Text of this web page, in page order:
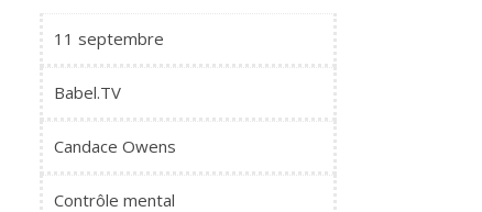
11 septembre
Babel.TV
Candace Owens
Contrôle mental